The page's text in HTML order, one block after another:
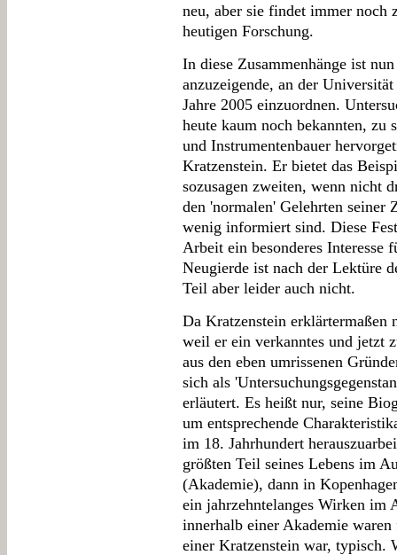
neu, aber sie findet immer noch
heutigen Forschung.
In diese Zusammenhänge ist
anzuzeigende, an der
Jahre 2005 einzuordnen.
heute kaum noch bekannten,
und Instrumentenbauer
Kratzenstein. Er bietet das
sozusagen zweiten, wenn nicht
den 'normalen' Gelehrten seiner
wenig informiert sind. Diese
Arbeit ein besonderes Interesse
Neugierde ist nach der Lektüre
Teil aber leider auch nicht.
Da Kratzenstein erklärtermaßen
weil er ein verkanntes und jetzt
aus den eben umrissenen
sich als
erläutert. Es heißt nur, seine
um entsprechende
im 18. Jahrhundert
größten Teil seines Lebens im
(Akademie), dann in
ein jahrzehntelanges Wirken im
innerhalb einer Akademie
einer Kratzenstein war, typisch.